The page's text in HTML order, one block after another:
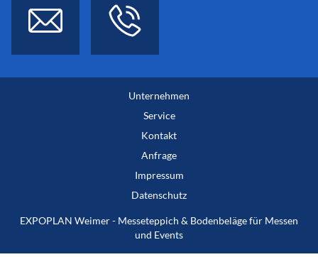
Unternehmen
Service
Kontakt
Anfrage
Impressum
Datenschutz
EXPOPLAN Weimer - Messeteppich & Bodenbeläge für Messen
und Events